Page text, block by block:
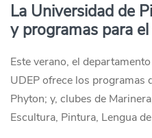
La Universidad de
y programas para
Este verano, el
UDEP ofrece los programas
Phyton; y, clubes de
Escultura, Pintura, Lengua